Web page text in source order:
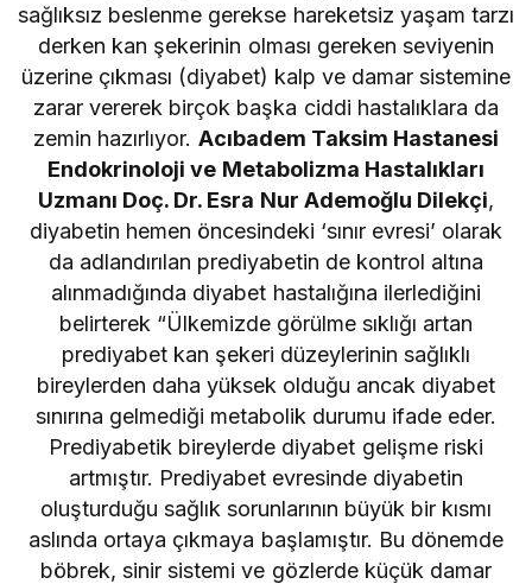
sağlıksız beslenme gerekse hareketsiz yaşam tarzı
derken kan şekerinin olması gereken seviyenin
üzerine çıkması (diyabet) kalp ve damar sistemine
zarar vererek birçok başka ciddi hastalıklara da
zemin hazırlıyor. Acıbadem Taksim Hastanesi
Endokrinoloji ve Metabolizma Hastalıkları
Uzmanı Doç. Dr. Esra Nur Ademoğlu Dilekçi,
diyabetin hemen öncesindeki ‘sınır evresi’ olarak
da adlandırılan prediyabetin de kontrol altına
alınmadığında diyabet hastalığına ilerlediğini
belirterek “Ülkemizde görülme sıklığı artan
prediyabet kan şekeri düzeylerinin sağlıklı
bireylerden daha yüksek olduğu ancak diyabet
sınırına gelmediği metabolik durumu ifade eder.
Prediyabetik bireylerde diyabet gelişme riski
artmıştır. Prediyabet evresinde diyabetin
oluşturduğu sağlık sorunlarının büyük bir kısmı
aslında ortaya çıkmaya başlamıştır. Bu dönemde
böbrek, sinir sistemi ve gözlerde küçük damar